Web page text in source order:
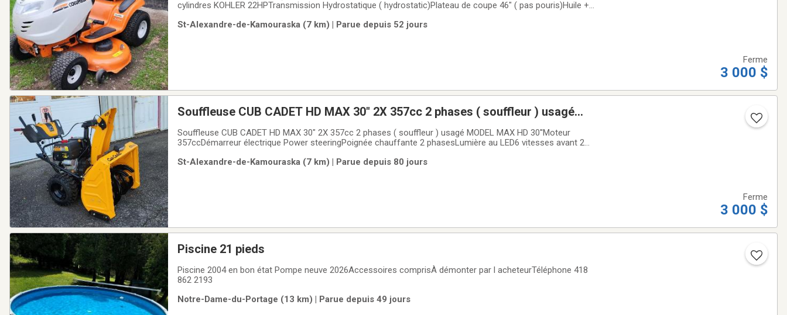
cylindres KOHLER 22HPTransmission Hydrostatique ( hydrostatic)Plateau de coupe 46" ( pas pouris)Huile +
neuf2x lames de tondeuse neufsaint-alexandre
St-Alexandre-de-Kamouraska (7 km) | Parue depuis 52 jours
Ferme
3 000 $
Souffleuse CUB CADET HD MAX 30" 2X 357cc 2 phases ( souffleur ) usagé
Souffleuse CUB CADET HD MAX 30" 2X 357cc 2 phases ( souffleur ) usagé MODEL MAX HD 30''Moteur
357ccDémarreur électrique Power steeringPoignée chauffante 2 phasesLumière au LED6 vitesses avant 2
vend neuf a 4630$+taxes ( 5325$ avec taxes )je livre pas
St-Alexandre-de-Kamouraska (7 km) | Parue depuis 80 jours
Ferme
3 000 $
Piscine 21 pieds
Piscine 2004 en bon état Pompe neuve 2026Accessoires comprisÀ démonter par l acheteurTéléphone 418
862 2193
Notre-Dame-du-Portage (13 km) | Parue depuis 49 jours